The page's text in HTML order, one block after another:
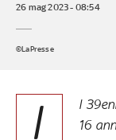
26 mag 2023 - 08:54
©LaPresse
I
l
16